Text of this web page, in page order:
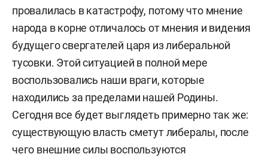
провалилась в катастрофу, потому что мнение
народа в корне отличалось от мнения и видения
будущего свергателей царя из либеральной
тусовки. Этой ситуацией в полной мере
воспользовались наши враги, которые
находились за пределами нашей Родины.
Сегодня все будет выглядеть примерно так же:
существующую власть сметут либералы, после
чего внешние силы воспользуются